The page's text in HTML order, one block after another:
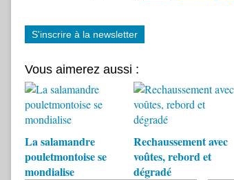
S'inscrire à la newsletter
Vous aimerez aussi :
La salamandre
pouletmontoise se
mondialise
Rechaussement avec
voûtes, rebord et
dégradé